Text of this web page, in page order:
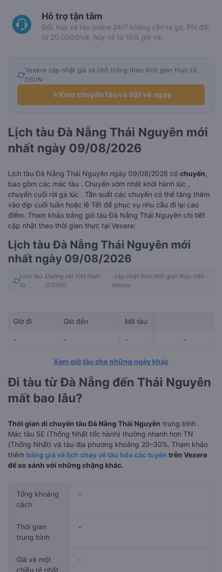
Hỗ trợ tận tâm
Đổi, hủy vé tàu online 24/7 không cần ra ga. Phí đổi
từ 20.000đ/vé, hủy vé từ 10% giá vé.
Vexere cập nhật giá và chỗ trống theo thời gian thực từ
DSVN
Xem chuyến tàu và đặt vé ngay
Lịch tàu Đà Nẵng Thái Nguyên mới
nhất ngày 09/08/2026
Lịch tàu Đà Nẵng Thái Nguyên ngày 09/08/2026 có chuyến,
bao gồm các mác tàu . Chuyến sớm nhất khởi hành lúc ,
chuyến cuối rời ga lúc . Tần suất các chuyến có thể tăng thêm
vào dịp cuối tuần hoặc lễ Tết để phục vụ nhu cầu đi lại cao
điểm. Tham khảo bảng giờ tàu Đà Nẵng Thái Nguyên chi tiết
cập nhật theo thời gian thực tại Vexere:
Lịch tàu Đà Nẵng Thái Nguyên mới
nhất ngày 09/08/2026
Lịch tàu
từ
Đường sắt Việt Nam
(DSVN)
, cập nhật theo thời gian thực trên
Vexere
Giờ đi Giờ đến Mã tàu
- - - --
-
Xem giờ tàu cho những ngày khác
Đi tàu từ Đà Nẵng đến Thái Nguyên
mất bao lâu?
Thời gian di chuyển tàu Đà Nẵng Thái Nguyên trung bình .
Mác tàu SE (Thống Nhất tốc hành) thường nhanh hơn TN
(Thống Nhất) và tàu địa phương khoảng 20–30%. Tham khảo
thêm bảng giá và lịch chạy vé tàu hỏa các tuyến trên Vexere
để so sánh với những chặng khác.
Tổng khoảng
cách
-
Thời gian
trung bình
-
Giá vé một
chiều rẻ nhất
-